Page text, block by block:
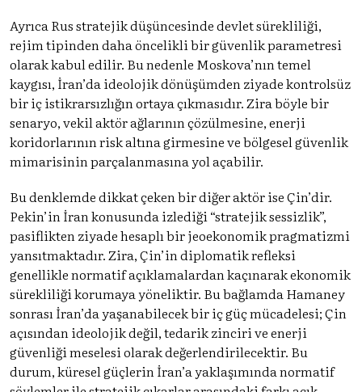
Ayrıca Rus stratejik düşüncesinde devlet sürekliliği,
rejim tipinden daha öncelikli bir güvenlik parametresi
olarak kabul edilir. Bu nedenle Moskova’nın temel
kaygısı, İran’da ideolojik dönüşümden ziyade kontrolsüz
bir iç istikrarsızlığın ortaya çıkmasıdır. Zira böyle bir
senaryo, vekil aktör ağlarının çözülmesine, enerji
koridorlarının risk altına girmesine ve bölgesel güvenlik
mimarisinin parçalanmasına yol açabilir.
Bu denklemde dikkat çeken bir diğer aktör ise Çin’dir.
Pekin’in İran konusunda izlediği “stratejik sessizlik”,
pasiflikten ziyade hesaplı bir jeoekonomik pragmatizmi
yansıtmaktadır. Zira, Çin’in diplomatik refleksi
genellikle normatif açıklamalardan kaçınarak ekonomik
sürekliliği korumaya yöneliktir. Bu bağlamda Hamaney
sonrası İran’da yaşanabilecek bir iç güç mücadelesi; Çin
açısından ideolojik değil, tedarik zinciri ve enerji
güvenliği meselesi olarak değerlendirilecektir. Bu
durum, küresel güçlerin İran’a yaklaşımında normatif